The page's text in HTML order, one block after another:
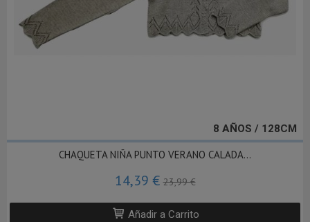
8 AÑOS / 128CM
CHAQUETA NIÑA PUNTO VERANO CALADA...
14,39 €23,99 €
Añadir a Carrito